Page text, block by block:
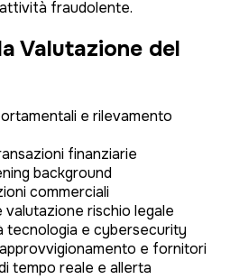
fraudolente.
Valutazione del
e rilevamento
finanziarie
background
commerciali
rischio legale
tecnologia e cybersecurity
e fornitori
tempo reale e allerta